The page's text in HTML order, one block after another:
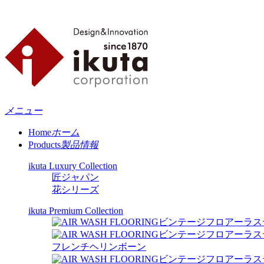
メニュー
Homeホーム
Products製品情報
ikuta Luxury Collection
匠ジャパン
花シリーズ
ikuta Premium Collection
ビンテージフロアーラ
ビンテージフロアーラ
フレンチヘリンボーン
ビンテージフロアーラ